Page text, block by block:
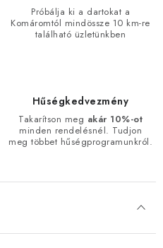
Próbálja ki a dartokat a
Komáromtól mindössze 10 km-re
található üzletünkben
Hűségkedvezmény
Takarítson meg akár 10%-ot
minden rendelésnél. Tudjon
meg többet hűségprogramunkról.